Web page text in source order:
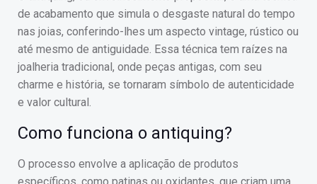
de acabamento que simula o desgaste natural do tempo
nas joias, conferindo-lhes um aspecto vintage, rústico ou
até mesmo de antiguidade. Essa técnica tem raízes na
joalheria tradicional, onde peças antigas, com seu
charme e história, se tornaram símbolo de autenticidade
e valor cultural.
Como funciona o antiquing?
O processo envolve a aplicação de produtos